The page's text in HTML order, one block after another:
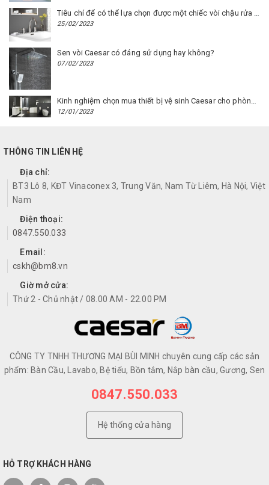
Tiêu chí để có thể lựa chọn được một chiếc vòi chậu rửa mặt Caesar phù hợp
25/02/2023
Sen vòi Caesar có đáng sử dụng hay không?
07/02/2023
Kinh nghiệm chọn mua thiết bị vệ sinh Caesar cho phòng trọ
12/01/2023
THÔNG TIN LIÊN HỆ
Địa chỉ:
BT3 Lô 8, KĐT Vinaconex 3, Trung Văn, Nam Từ Liêm, Hà Nội, Việt
Nam
Điện thoại:
0847.550.033
Email:
cskh@bm8.vn
Giờ mở cửa:
Thứ 2 - Chủ nhật / 08.00 AM - 22.00 PM
CÔNG TY TNHH THƯƠNG MẠI BÙI MINH chuyên cung cấp các sản
phẩm: Bàn Cầu, Lavabo, Bệ tiểu, Bồn tắm, Nắp bàn cầu, Gương, Sen
0847.550.033
Hệ thống cửa hàng
HỖ TRỢ KHÁCH HÀNG